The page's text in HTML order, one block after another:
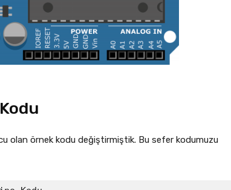
olan örnek kodu değiştirmiştik. Bu sefer kodumuzu